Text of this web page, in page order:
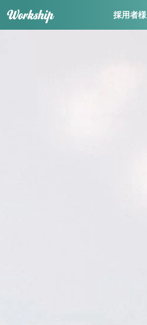
採用者様